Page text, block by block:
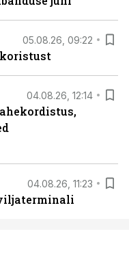
05.08.26, 09:22
04.08.26, 12:14
04.08.26, 11:23